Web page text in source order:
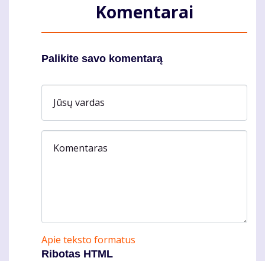
Komentarai
Palikite savo komentarą
Jūsų vardas
Komentaras
Apie teksto formatus
Ribotas HTML